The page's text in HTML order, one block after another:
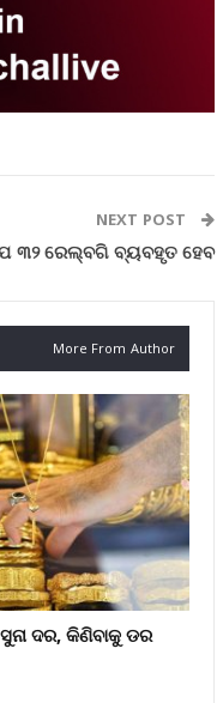
NEXT POST
୩୨ ରେଲ୍‌ବଗି ବ୍ୟବହୃତ ହେବ
More From Author
ଦର, କିଣିବାକୁ ଡର